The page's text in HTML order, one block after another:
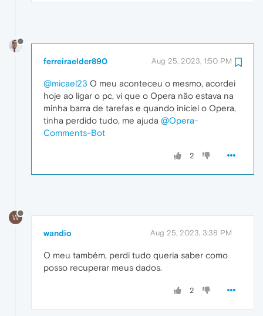
ferreiraelder890 Aug 25, 2023, 1:50 PM
@micael23 O meu aconteceu o mesmo, acordei
hoje ao ligar o pc, vi que o Opera não estava na
minha barra de tarefas e quando iniciei o Opera,
tinha perdido tudo, me ajuda @Opera-
Comments-Bot
2
W
wandio Aug 25, 2023, 3:38 PM
O meu também, perdi tudo queria saber como
posso recuperar meus dados.
2